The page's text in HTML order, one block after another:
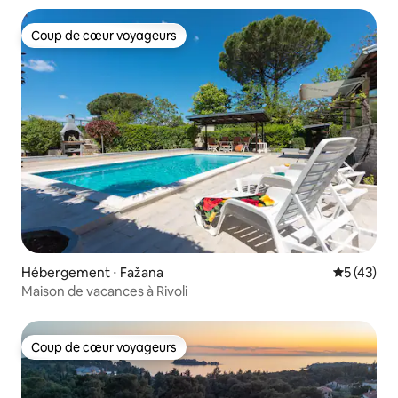
Coup de cœur voyageurs
Coup de cœur voyageurs
Hébergement ⋅ Fažana
5 (43)
Maison de vacances à Rivoli
Coup de cœur voyageurs
Coup de cœur voyageurs